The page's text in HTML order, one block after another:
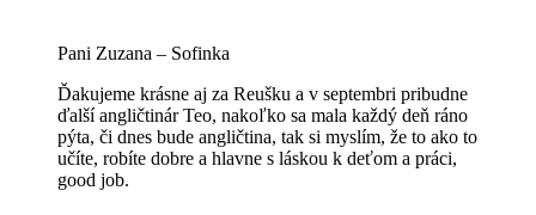
Pani Zuzana – Sofinka
Ďakujeme krásne aj za Reušku a v septembri pribudne
ďalší angličtinár Teo, nakoľko sa mala každý deň ráno
pýta, či dnes bude angličtina, tak si myslím, že to ako to
učíte, robíte dobre a hlavne s láskou k deťom a práci,
good job.